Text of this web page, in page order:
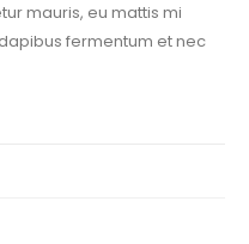
mauris, eu mattis mi
fermentum et nec